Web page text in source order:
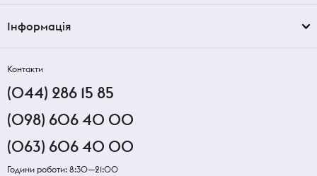
Інформація
Контакти
(044) 286 15 85
(098) 606 40 00
(063) 606 40 00
Години роботи: 8:30—21:00